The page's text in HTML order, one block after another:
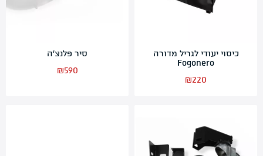
כיסוי יעודי לגריל מדורה
Fogonero
₪220
סיר פלנצ’ה
₪590